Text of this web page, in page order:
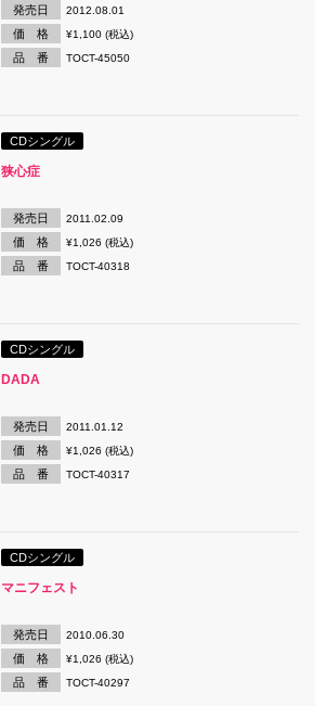
発売日 2012.08.01
価 格 ¥1,100 (税込)
品 番 TOCT-45050
CDシングル
狭心症
発売日 2011.02.09
価 格 ¥1,026 (税込)
品 番 TOCT-40318
CDシングル
DADA
発売日 2011.01.12
価 格 ¥1,026 (税込)
品 番 TOCT-40317
CDシングル
マニフェスト
発売日 2010.06.30
価 格 ¥1,026 (税込)
品 番 TOCT-40297